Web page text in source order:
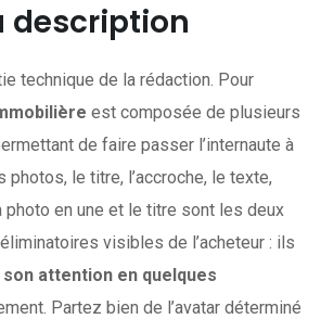
description
technique de la rédaction. Pour
est composée de plusieurs
de faire passer l’internaute à
photos, le titre, l’accroche, le texte,
photo en une et le titre sont les deux
visibles de l’acheteur : ils
attention en quelques
Partez bien de l’avatar déterminé